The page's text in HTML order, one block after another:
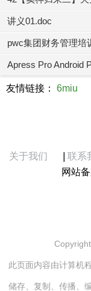
讲义01.doc
pwc集团财务管理培
Apress Pro Android
友情链接： 6miu
关于我们 联系
网站备
此页面内容由计算机
储存、复制、传播、